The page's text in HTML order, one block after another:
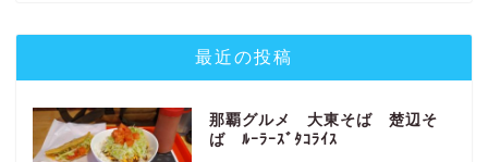
最近の投稿
那覇グルメ 大東そば 楚辺そ
ば ﾙｰﾗｰｽﾞﾀｺﾗｲｽ